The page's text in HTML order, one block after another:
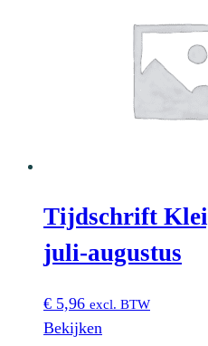
Tijdschrift
juli-augustus
€ 5,96 excl. BTW
Bekijken